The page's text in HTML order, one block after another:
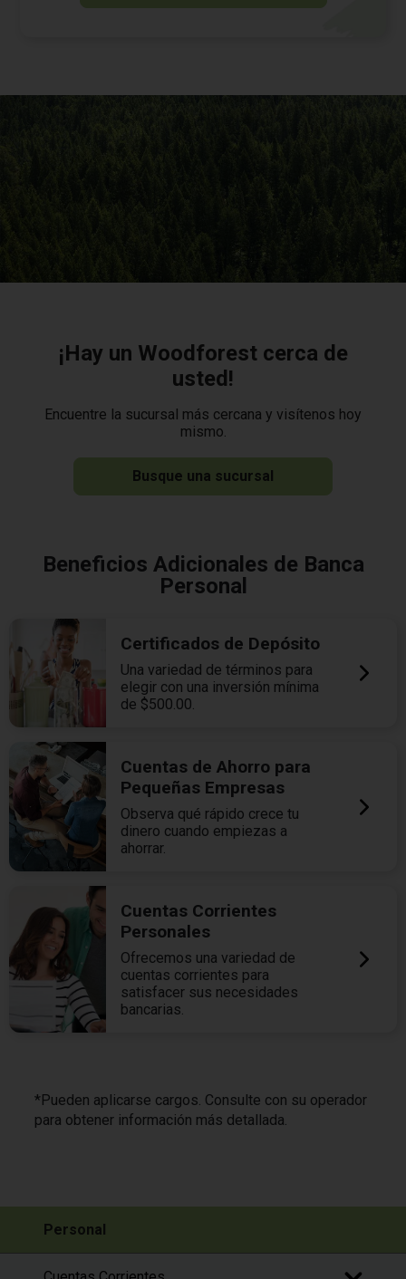
¡Hay un Woodforest cerca de
usted!
Encuentre la sucursal más cercana y visítenos hoy
mismo.
Busque una sucursal
Beneficios Adicionales de Banca
Personal
Certificados de Depósito
Una variedad de términos para
elegir con una inversión mínima
de $500.00.
Cuentas de Ahorro para
Pequeñas Empresas
Observa qué rápido crece tu
dinero cuando empiezas a
ahorrar.
Cuentas Corrientes
Personales
Ofrecemos una variedad de
cuentas corrientes para
satisfacer sus necesidades
bancarias.
*Pueden aplicarse cargos. Consulte con su operador
para obtener información más detallada.
Personal